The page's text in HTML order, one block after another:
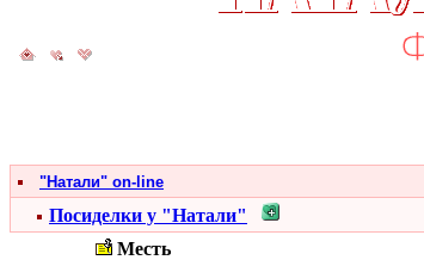
"Натали" on-line
Посиделки у "Натали"
Месть